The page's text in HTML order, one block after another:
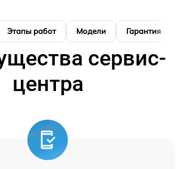
Этапы работ Модели Гарантия
сервис-
центра